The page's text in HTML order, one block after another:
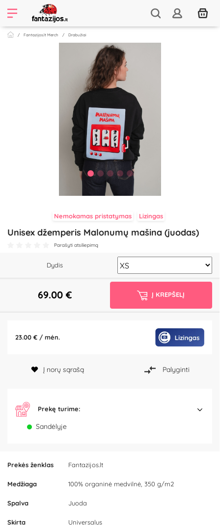
Fantazijos.lt Merch Drabužiai
Nemokamas pristatymas Lizingas
Unisex džemperis Malonumų mašina (juodas)
Parašyti atsiliepimą
Prekės ženklas Fantazijos.lt
Medžiaga 100% organinė medvilnė, 350 g/m2
Spalva Juoda
Skirta Universalus
Dydis
69.00€
23.00 € / mėn.
Į KREPŠELĮ
Į norų sąrašą Palyginti
Prekę turime:
Sandėlyje